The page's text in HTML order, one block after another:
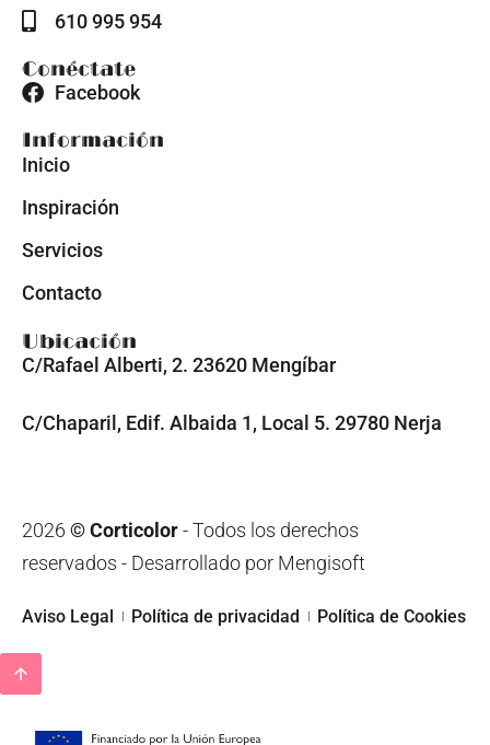
610 995 954
Conéctate
Facebook
Información
Inicio
Inspiración
Servicios
Contacto
Ubicación
C/Rafael Alberti, 2. 23620 Mengíbar
C/Chaparil, Edif. Albaida 1, Local 5. 29780 Nerja
2026 © Corticolor- Todos los derechos
reservados - Desarrollado por Mengisoft
Aviso Legal Política de privacidad Política de Cookies